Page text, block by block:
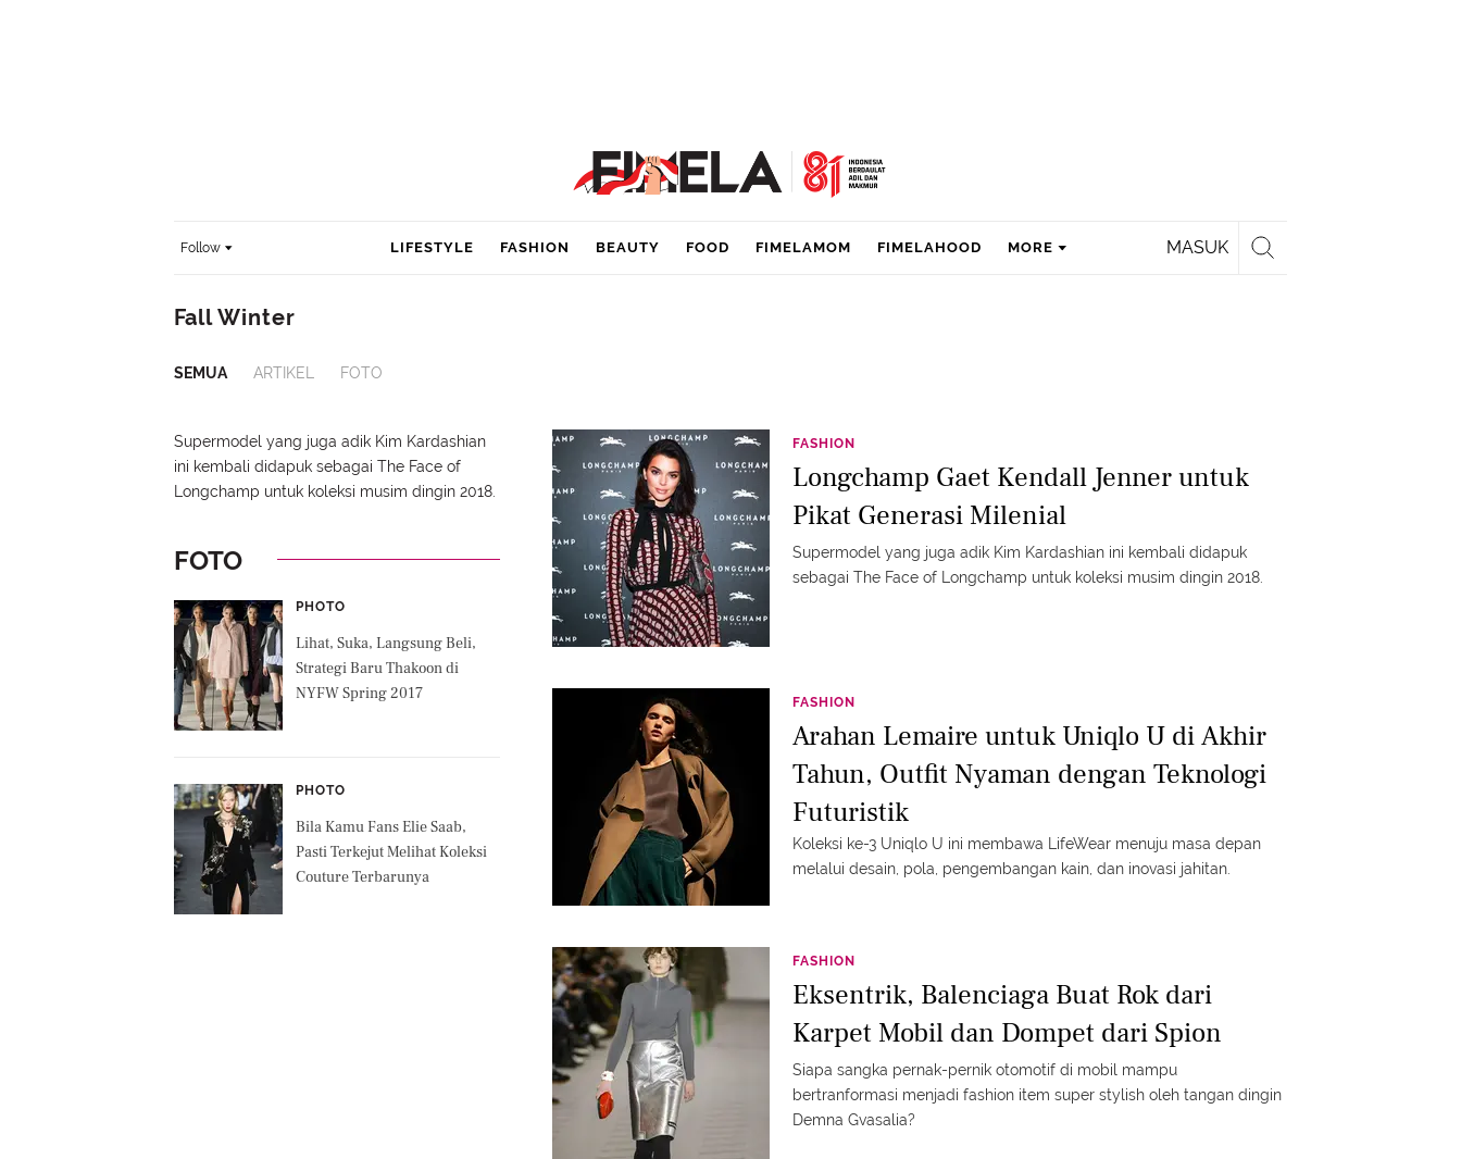
Follow MASUK
LIFESTYLE FASHION BEAUTY FOOD FIMELAMOM FIMELAHOOD MORE
Fall Winter
SEMUA ARTIKEL FOTO
Supermodel yang juga adik Kim Kardashian
ini kembali didapuk sebagai The Face of
Longchamp untuk koleksi musim dingin 2018.
FOTO
PHOTO
Lihat, Suka, Langsung Beli,
Strategi Baru Thakoon di
NYFW Spring 2017
PHOTO
Bila Kamu Fans Elie Saab,
Pasti Terkejut Melihat Koleksi
Couture Terbarunya
FASHION
Longchamp Gaet Kendall Jenner untuk
Pikat Generasi Milenial
Supermodel yang juga adik Kim Kardashian ini kembali didapuk
sebagai The Face of Longchamp untuk koleksi musim dingin 2018.
FASHION
Arahan Lemaire untuk Uniqlo U di Akhir
Tahun, Outfit Nyaman dengan Teknologi
Futuristik
Koleksi ke-3 Uniqlo U ini membawa LifeWear menuju masa depan
melalui desain, pola, pengembangan kain, dan inovasi jahitan.
FASHION
Eksentrik, Balenciaga Buat Rok dari
Karpet Mobil dan Dompet dari Spion
Siapa sangka pernak-pernik otomotif di mobil mampu
bertranformasi menjadi fashion item super stylish oleh tangan dingin
Demna Gvasalia?